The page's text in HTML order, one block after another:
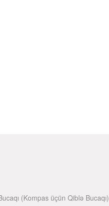
(Kompas üçün Qiblə Bucaqı)